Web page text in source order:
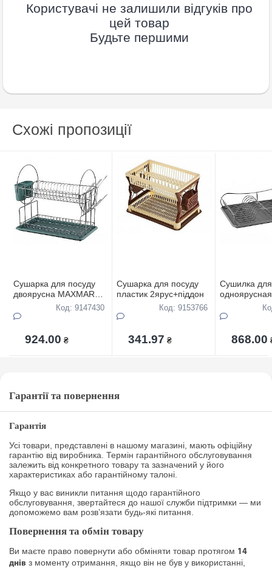
Користувачі не залишили відгуків про
цей товар
Будьте першими
Схожі пропозиції
Сушарка для посуду
двоярусна MAXMARK
50,8*23,.5*36см (БЕЗ
Код: 9147430
924.00 ₴
Сушарка для посуду
пластик 2ярус+піддон
Код: 9153766
341.97 ₴
Сушилка
одноярусная
MAXMARK
868.00
Гарантії та повернення
Гарантія
Усі товари, представлені в нашому магазині, мають офіційну
гарантію від виробника. Термін гарантійного обслуговування
залежить від конкретного товару та зазначений у його
характеристиках або гарантійному талоні.
Якщо у вас виникли питання щодо гарантійного
обслуговування, звертайтеся до нашої служби підтримки — ми
допоможемо вам розв’язати будь-які питання.
Повернення та обмін товару
Ви маєте право повернути або обміняти товар протягом 14
днів з моменту отримання, якщо він не був у використанні,